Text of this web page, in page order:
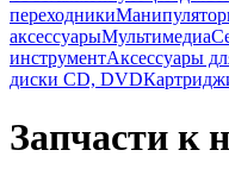
переходники
аксессуарыМультимедиа
инструментАксессуары
диски CD, DVD
Запчасти к